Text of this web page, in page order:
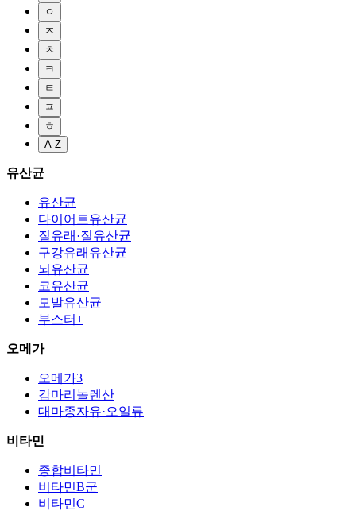
ㅇ
ㅈ
ㅊ
ㅋ
ㅌ
ㅍ
ㅎ
A-Z
유산균
유산균
다이어트유산균
질유래·질유산균
구강유래유산균
뇌유산균
코유산균
모발유산균
부스터+
오메가
오메가3
감마리놀렌산
대마종자유·오일류
비타민
종합비타민
비타민B군
비타민C